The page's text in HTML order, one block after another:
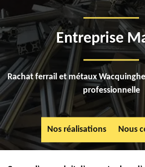
Entreprise
Rachat ferrail et métaux
professionnelle
Nos réalisations Nous